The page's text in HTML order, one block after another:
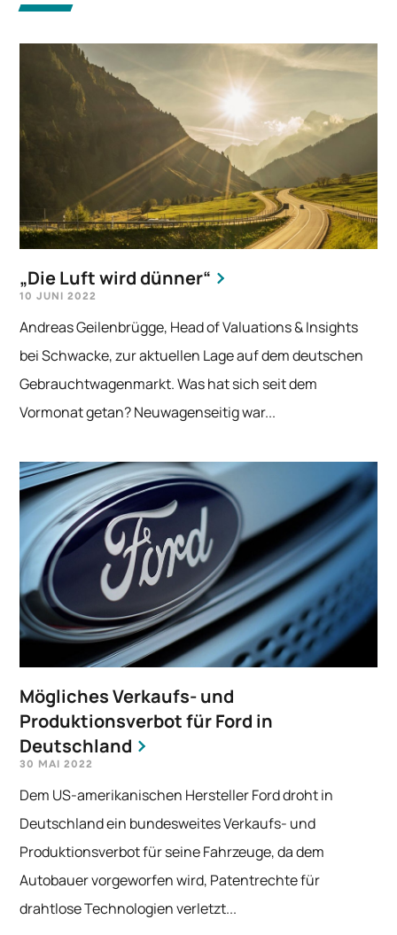
„Die Luft wird dünner“
10 JUNI 2022
Andreas Geilenbrügge, Head of Valuations & Insights
bei Schwacke, zur aktuellen Lage auf dem deutschen
Gebrauchtwagenmarkt. Was hat sich seit dem
Vormonat getan? Neuwagenseitig war...
Mögliches Verkaufs- und
Produktionsverbot für Ford in
Deutschland
30 MAI 2022
Dem US-amerikanischen Hersteller Ford droht in
Deutschland ein bundesweites Verkaufs- und
Produktionsverbot für seine Fahrzeuge, da dem
Autobauer vorgeworfen wird, Patentrechte für
drahtlose Technologien verletzt...